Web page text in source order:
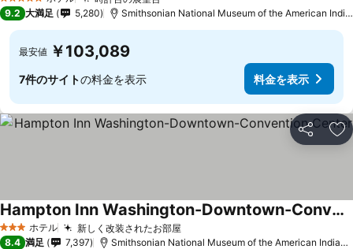
5 ホテルのランク
9.2 大満足 5,280 Smithsonian National Museum of the American Indianまで1.1 km
最安値 ￥103,089
7件のサイトの料金を表示 料金を表示
シェア お
3 ホテルのランク
ホテル 新しく改装されたお部屋
Hampton Inn Washington-Downtown-Convention Center
8.4 満足 7,397 Smithsonian National Museum of the American Indianまで1.5 km